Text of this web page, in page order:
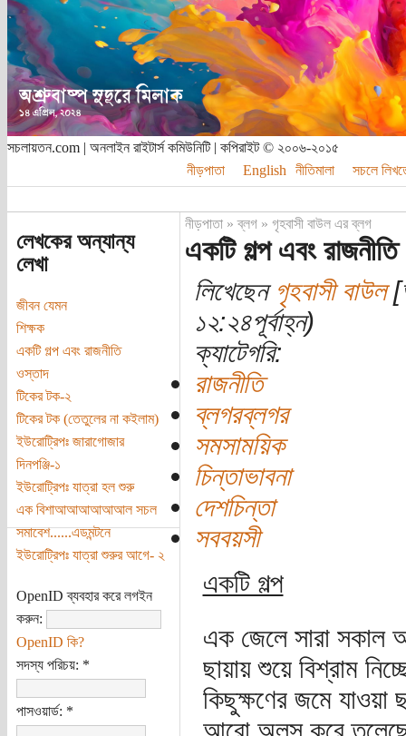
সচলায়তন.com | অনলাইন রাইটার্স কমিউনিটি | কপিরাইট © ২০০৬-২০১৫
নীড়পাতা
English নীতিমালা সচলে
লেখকের অন্যান্য
লেখা
জীবন যেমন
শিক্ষক
একটি গল্প এবং রাজনীতি
ওস্তাদ
টিকের টক-২
টিকের টক (তেতুলের না কইলাম)
ইউরোট্রিপঃ জারাগোজার
দিনপঞ্জি-১
ইউরোট্রিপঃ যাত্রা হল শুরু
এক বিশাআআআআআআল সচল
সমাবেশ......এডমন্টনে
ইউরোট্রিপঃ যাত্রা শুরুর আগে- ২
OpenID ব্যবহার করে লগইন
করুন:
OpenID কি?
সদস্য পরিচয়: *
পাসওয়ার্ড: *
নীড়পাতা»ব্লগ» গৃহবাসী বাউল এর ব্লগ
একটি গল্প এবং রাজনীতি
লিখেছেন গৃহবাসী বাউল
১২:২৪পূর্বাহ্ন)
ক্যাটেগরি:
রাজনীতি
ব্লগরব্লগর
সমসাময়িক
চিন্তাভাবনা
দেশচিন্তা
সববয়সী
একটি গল্প
এক জেলে সারা সকাল
ছায়ায় শুয়ে বিশ্রাম
কিছুক্ষণের জমে